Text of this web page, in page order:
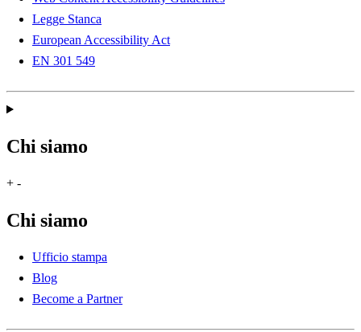
Legge Stanca
European Accessibility Act
EN 301 549
Chi siamo
+ -
Chi siamo
Ufficio stampa
Blog
Become a Partner